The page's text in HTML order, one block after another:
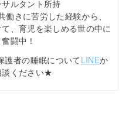
ルタント所持
働きに苦労した経験から、
、育児を楽しめる世の中に
闘中！
護者の睡眠について LINEか
談ください★